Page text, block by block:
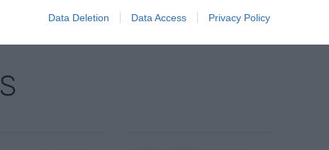
Data Deletion Data Access Privacy Policy
d'actualitat